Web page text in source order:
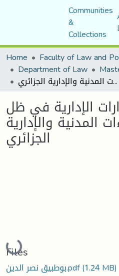
Communities
&
Collections
Home
Department of Law
وقف تنفیذ القرارات الإداریة في ظل قانون الإجراءات المدنیة والإداریة الجزائري
الإداریة في ظل
المدنیة والإداریة
الجزائري
Loading...
Files
بوطبيق نصر الدين.pdf(1.24 MB)